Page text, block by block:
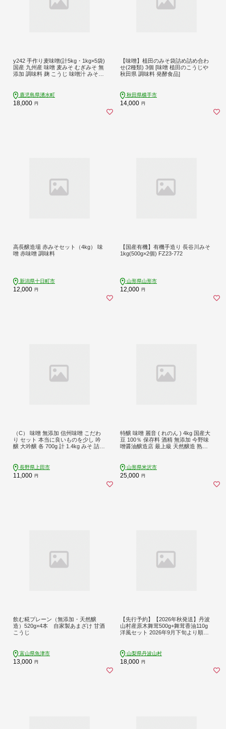
y242 手作り麦味噌(計5kg・1kg×5袋)
国産 九州産 味噌 麦みそ むぎみそ 無
添加 調味料 麹 こうじ 味噌汁 みそ汁
鹿児島県湧水町
18,000 円
【味噌】植田のみそ袋詰め詰め合わ
せ(2種類) 3個 [味噌 植田のこうじや
秋田県 調味料 発酵食品]
秋田県横手市
14,000 円
高長醸造場 赤みそセット（4kg） 味
噌 赤味噌 調味料
新潟県十日町市
12,000 円
【国産有機】有機手造り 長谷川みそ
1kg(500g×2個) FZ23-772
山形県山形市
12,000 円
（C） 味噌 無添加 信州味噌 こだわ
り セット 本当に良いものを少し 吟
醸 大吟醸 各 700g 計 1.4kg みそ 詰め
田市 上田 株式会社大桂商店
長野県上田市
11,000 円
特醸 味噌 麗音 ( れのん ) 4kg 国産大
豆 100％ 保存料 酒精 無添加 今野味
噌醤油醸造店 最上級 天然醸造 熟成
山形県米沢市
25,000 円
飲む糀プレーン（無添加・天然醸
造）520g×4本 自家製あまざけ 甘酒
こうじ
富山県魚津市
13,000 円
【先行予約】【2026年秋発送】丹波
山村産原木舞茸500g+舞茸香油110g
洋風セット 2026年9月下旬より順次
山梨県丹波山村
18,000 円